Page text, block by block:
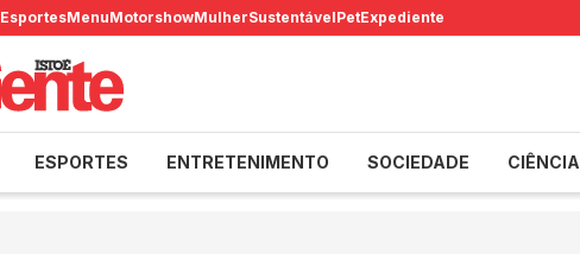
EsportesMenuMotorshowMulherSustentávelPetExpediente
ESPORTES ENTRETENIMENTO SOCIEDADE CIÊNCIA